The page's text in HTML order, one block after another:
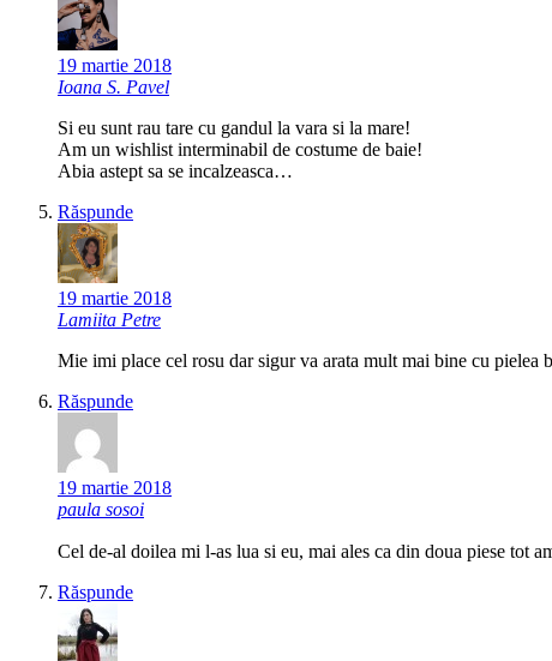
19 martie 2018
Ioana S. Pavel
Si eu sunt rau tare cu gandul la vara si la mare!
Am un wishlist interminabil de costume de baie!
Abia astept sa se incalzeasca…
Răspunde
19 martie 2018
Lamiita Petre
Mie imi place cel rosu dar sigur va arata mult mai bine cu pielea
Răspunde
19 martie 2018
paula sosoi
Cel de-al doilea mi l-as lua si eu, mai ales ca din doua piese tot
Răspunde